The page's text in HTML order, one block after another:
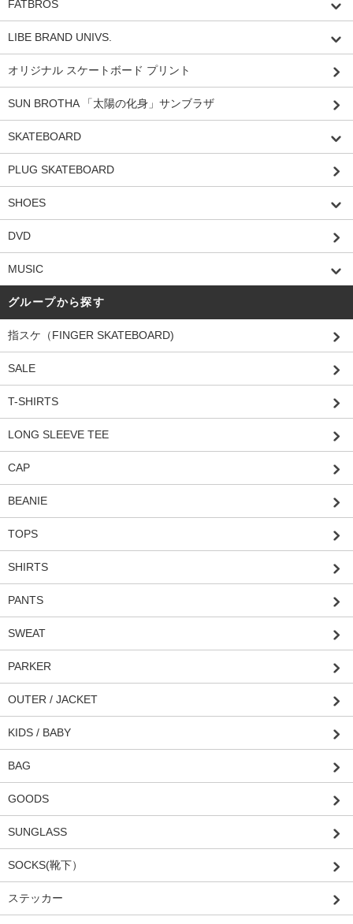
FATBROS
LIBE BRAND UNIVS.
オリジナル スケートボード プリント
SUN BROTHA 「太陽の化身」サンブラザ
SKATEBOARD
PLUG SKATEBOARD
SHOES
DVD
MUSIC
グループから探す
指スケ（FINGER SKATEBOARD)
SALE
T-SHIRTS
LONG SLEEVE TEE
CAP
BEANIE
TOPS
SHIRTS
PANTS
SWEAT
PARKER
OUTER / JACKET
KIDS / BABY
BAG
GOODS
SUNGLASS
SOCKS(靴下）
ステッカー